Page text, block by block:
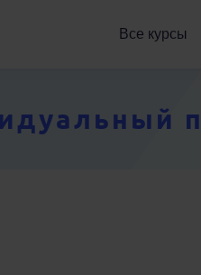
Все курсы